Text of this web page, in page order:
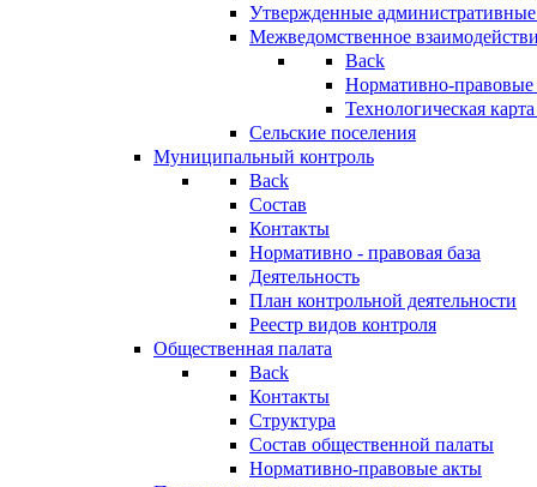
Утвержденные
Межведомственное
Back
Нормативно-правовые
Технологическая
Сельские поселения
Муниципальный контроль
Back
Состав
Контакты
Нормативно - правовая база
Деятельность
План контрольной деятельности
Реестр видов контроля
Общественная палата
Back
Контакты
Структура
Состав общественной палаты
Нормативно-правовые акты